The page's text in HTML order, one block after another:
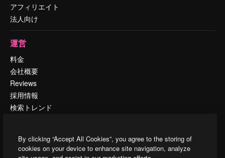
アフィリエイト
法人向け
運営
料金
会社概要
Reviews
採用情報
検索トレンド
Slidesgo
コンテンツを販売する
By clicking “Accept All Cookies”, you agree to the storing of
cookies on your device to enhance site navigation, analyze